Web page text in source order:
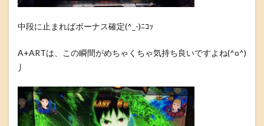
中段に止まればボーナス確定(^_-)ﾆｺｯ
A+ARTは、この瞬間がめちゃくちゃ気持ち良いですよね(^o^)
丿